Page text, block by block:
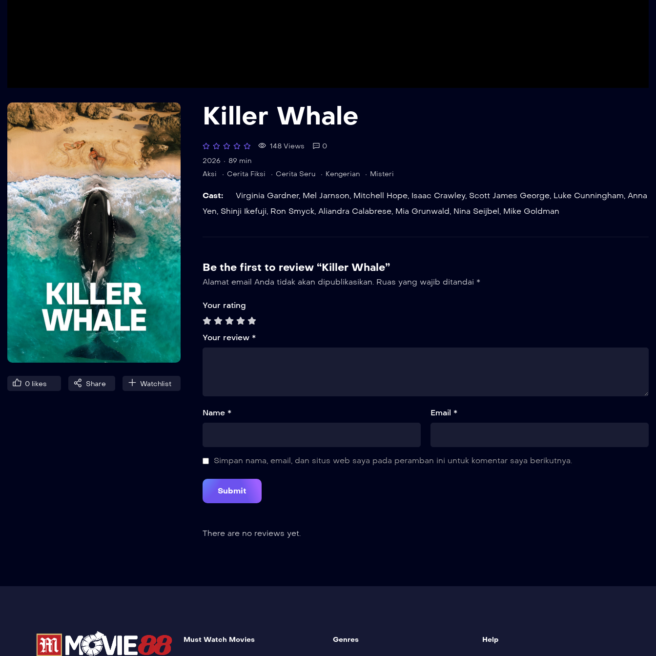
0 likes Share Watchlist
Killer Whale
148 Views
0
2026
89 min
Aksi
Cerita Fiksi Cerita Seru Kengerian Misteri
Cast: Virginia Gardner, Mel Jarnson, Mitchell Hope, Isaac Crawley, Scott James George, Luke Cunningham,Anna
Yen, Shinji Ikefuji, Ron Smyck,Aliandra Calabrese, Mia Grunwald, Nina Seijbel, Mike Goldman
Be the first to review “Killer Whale”
Alamat email Anda tidak akan dipublikasikan. Ruas yang wajib ditandai *
Your rating
Your review *
Name * Email *
Simpan nama, email, dan situs web saya pada peramban ini untuk komentar saya berikutnya.
There are no reviews yet.
Must Watch Movies Genres Help